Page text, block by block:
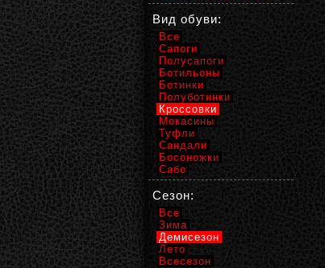
Вид обуви:
Все
Сапоги
Полусапоги
Ботильоны
Ботинки
Полуботинки
Кроссовки
Мокасины
Туфли
Сандали
Босоножки
Сабо
Сезон:
Все
Зима
Демисезон
Лето
Всесезон